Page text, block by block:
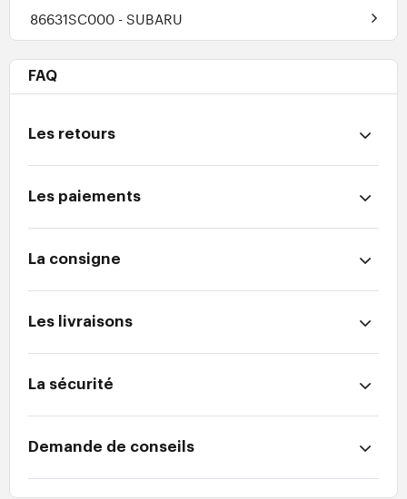
86631SC000 - SUBARU
FAQ
Les retours
Les paiements
La consigne
Les livraisons
La sécurité
Demande de conseils